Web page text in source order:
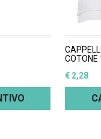
COTONE
€ 2,28